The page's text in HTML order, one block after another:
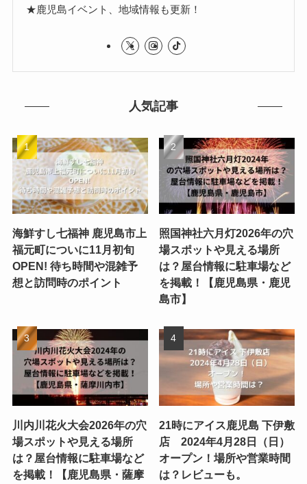
★鹿児島イベント、地域情報も更新！
人気記事
海鮮すし七福神 鹿児島市上
福元町についに11月初旬
OPEN! 待ち時間や混雑予
想と訪問時のポイント
照国神社六月灯2026年の穴
場スポットや見える場所
は？屋台情報に駐車場など
を掲載！【鹿児島県・鹿児
島市】
川内川花火大会2026年の穴
場スポットや見える場所
は？屋台情報に駐車場など
を掲載！【鹿児島県・薩摩
21時にアイス鹿児島 下伊敷
店 2024年4月28日（日）
オープン！場所や営業時間
は？レビューも。